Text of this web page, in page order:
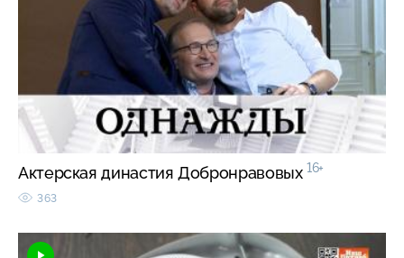
Актерская династия Добронравовых 16+
363